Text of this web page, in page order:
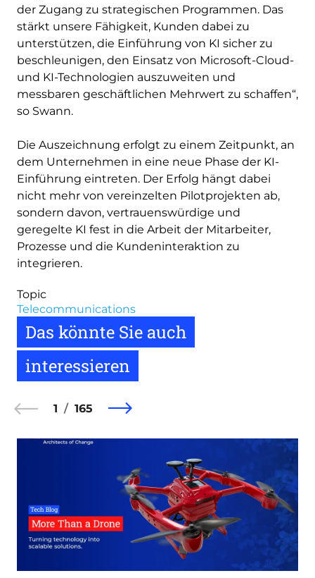
der Zugang zu strategischen Programmen. Das
stärkt unsere Fähigkeit, Kunden dabei zu
unterstützen, die Einführung von KI sicher zu
beschleunigen, den Einsatz von Microsoft-Cloud-
und KI-Technologien auszuweiten und
messbaren geschäftlichen Mehrwert zu schaffen“,
so Swann.
Die Auszeichnung erfolgt zu einem Zeitpunkt, an
dem Unternehmen in eine neue Phase der KI-
Einführung eintreten. Der Erfolg hängt dabei
nicht mehr von vereinzelten Pilotprojekten ab,
sondern davon, vertrauenswürdige und
geregelte KI fest in die Arbeit der Mitarbeiter,
Prozesse und die Kundeninteraktion zu
integrieren.
Topic
Telecommunications
Das könnte Sie auch
interessieren
1 165